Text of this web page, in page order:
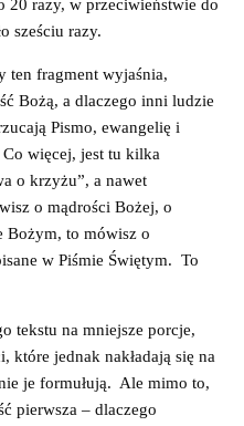
20 razy, w przeciwieństwie do
sześciu razy.
ten fragment wyjaśnia,
Bożą, a dlaczego inni ludzie
Pismo, ewangelię i
więcej, jest tu kilka
o krzyżu”, a nawet
o mądrości Bożej, o
Bożym, to mówisz o
w Piśmie Świętym. To
tekstu na mniejsze porcje,
które jednak nakładają się na
je formułują. Ale mimo to,
pierwsza – dlaczego